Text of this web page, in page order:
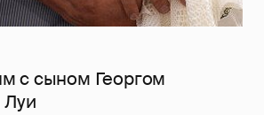
с сыном Георгом